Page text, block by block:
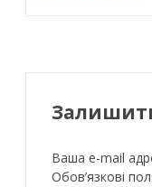
Ваша e-mail
Обов’язкові